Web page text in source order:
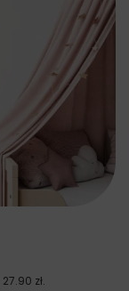
27.90 zł.